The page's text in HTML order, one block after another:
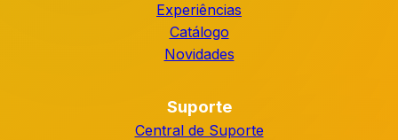
Experiências
Catálogo
Novidades
Suporte
Central de Suporte